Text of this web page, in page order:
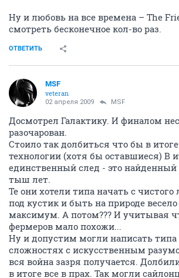
Ну и любовь на все времена – The
смотреть бесконечное кол-во раз.
ОТВЕТИТЬ
MSF
veteran
02 апреля 2009 MSF
Досмотрел Галактику. И финалом
разочарован.
Стоило так долбиться что бы в
технологии (хотя бы оставшиеся) В
единственный след - это найденный
тыш лет.
Те они хотели типа начать с чистого
под кустик и быть на природе
максимум. А потом??? И учитывая
фермеров мало похожи...
Ну и допустим могли написать
сложностях с искусственным
вся война зазря получается.
в итоге все в прах. Так могли